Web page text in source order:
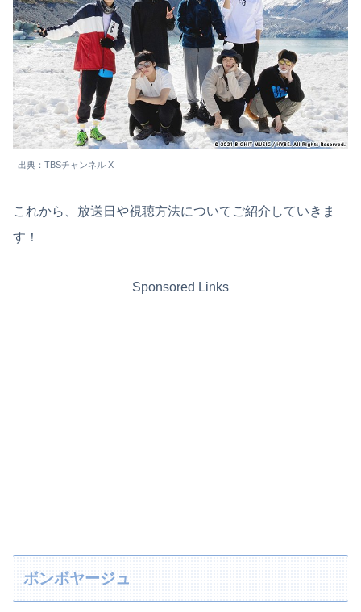
出典：TBSチャンネル X
これから、放送日や視聴方法についてご紹介していきま
す！
Sponsored Links
ボンボヤージュ